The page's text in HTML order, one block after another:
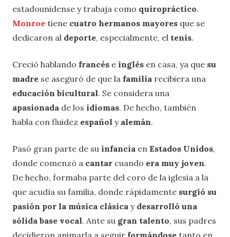
estadounidense y trabaja como quiropráctico.
Monroe tiene cuatro hermanos mayores que se
dedicaron al deporte, especialmente, el tenis.
Creció hablando francés e inglés en casa, ya que su
madre se aseguró de que la familia recibiera una
educación bicultural. Se considera una
apasionada de los idiomas. De hecho, también
habla con fluidez español y alemán.
Pasó gran parte de su infancia en Estados Unidos,
donde comenzó a cantar cuando era muy joven.
De hecho, formaba parte del coro de la iglesia a la
que acudía su familia, donde rápidamente surgió su
pasión por la música clásica y desarrolló una
sólida base vocal. Ante su gran talento, sus padres
decidieron animarla a seguir formándose tanto en